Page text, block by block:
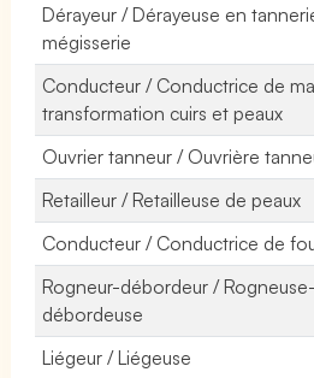
Dérayeur / Dérayeuse en
mégisserie
Conducteur / Conductrice de
transformation cuirs et peaux
Ouvrier tanneur / Ouvrière
Retailleur / Retailleuse de peaux
Conducteur / Conductrice de
Rogneur-débordeur / Rogneuse-
débordeuse
Liégeur / Liégeuse